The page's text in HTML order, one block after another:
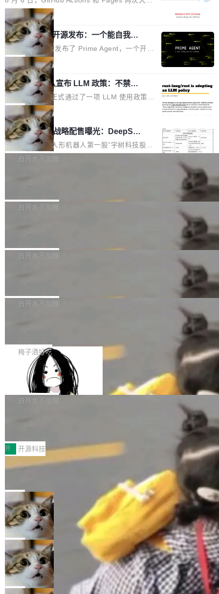
驱动你去学 CuTe，但还没被那些"邪恶的" Hopp
er++ 优化所淹没，足够容易修改和适配。 更关
键的是 FA2 的持久性...
也为产业链企业探索产品创新与商业增长打开新
的空间。 8月14日，开源鸿蒙智能硬件开发者日
（OHDD：OpenHarmony Hardware Develope
r Day）将在杭州启航。活动面向智能硬件产业
链企业和开发者，邀请行业专家与资深技术顾
问，围绕开源鸿蒙技术能力、设备适配、芯片适
配、功耗与稳定性调优、兼容性测评及统一互联
等内容展开系统讲解和实战交流，帮助企业进一
步了解开源鸿蒙在智能...
模服务降级，Actions 完全不可用超过 5 小时，
webhook 停发，连自托管 runner 也因调度层故
障无法工作。Pages、Copilot code review、C
opilot coding agent 全部受影响。从检测到完全
恢复，大约 12 小时。 这是 2026 年 8 月的第六
起事故，其中四起与 AI/Copilot 服务相关。 Git
Hub 员工 kdaigle 在 HN 讨论中贴出了一组数
据：2025 年全年 10 亿次 commit。现在，每周
2.75 亿次，全年预计 140 亿次。GitHub...
局
Prime Agent 开源发布：一个能自我改
进的编程 Agent，ARC-AGI 3 超越人类
专家基线
Prime Intellect 发布了 Prime Agent，一个开源
的编程 Agent Harness，核心设计围绕两个抽
象：Recursive Language Model（RLM）和 C
ontinual Harness。在 ARC-AGI 3 基准测试
上，Prime Agent + Opus 5 的组合达到了 95.
5% RHAE Best@1，超过了 ARC 报告的人类专
家基线 95.4%。 不是又一个 coding agent 包装
器 Prime Agent 的架构和市面上大多数 coding
agent 有本质区别。大多数 agent harness 的设
计是基于早期模型的能力—...
局
Rust 项目团队宣布 LLM 政策：不禁
止，但你要承认哪些代码不是你写的
Rust 语言项目正式通过了一项 LLM 使用政策，
覆盖 rust-lang/rust 单一仓库的代码贡献。这不
是项目级别的官方立场，目前由五个团队采纳，
但它可能是主流开源项目中关于 AI 辅助贡献最
细致的一份规则。 政策的核心只有一句话：LLM
可以用来分析、提炼、审阅、建议，但不能用来
不得生成涉及安全性的关键变更，除非作者本身
局
宇树科技 IPO 战略配售曝光：DeepSe
ek 获配 93.3 万股，锁定 36 个月
8月6日晚间，“人形机器人第一股”宇树科技股份
有限公司披露IPO发行价格及战略配售结果，杭
36个月。 公告显示，本次宇树科技战略配售对
员工参与设立的专项资产管理计划。其中，Dee
获配9...
白开水不加糖
Bug fixes and enhancements 修复多次传递同
一个回归问题，该问题导致拉取镜像时会拒绝包
题，该问题可能导致在旧版 Linux 内核...
白开水不加糖
e 孵化器项目管理委员会（IPMC）投票中获得
P）！这一里程碑不仅标志着 Fluss 迈入新的发
白开水不加糖
长期停止内容更新，未能实现其作为“AI版维基百
提交的编辑请求也长期处于待处理状态。 Groki
pedia 于去年底上线，定位为由人工智能生成内
容的百科平台，被马斯克视为传统众包百科网站
维基百科的替代方案。Lawfare 调查发现，无论
热门页面还是低关注度页面，均未出现近期更
白开水不加糖
是这样的：配 MessageSource 的 Bean、写 R
eloadableResourceBundleMessageSource、
声明 LocaleResolver、注册 LocaleChangeInt
erceptor…五六步之后才能看到第一行翻译文
本。 Solon 换了个方式。整个 i18n 模块围绕三
梅子酒好吃
Apache Doris 4.1 全面增强 Iceberg：
支持 UPDATE、MERGE INTO 与 Iceb
erg V3
Apache Doris 4.1 要补齐的，正是缺失的那一
半。在已有查询能力的基础上，Doris 进一步支
常维护操作，并完整支持 Iceberg V3 格式。
白开水不加糖
村国家自主创新示范区会议中心开幕。本届大会
由中关村智联软件服务业质量创新联盟主办，以
“智构可信·质创未来——AI原生时代的质量新范
式”为主题，直面AI从实验室走向规模化产业落地
的核心质量命题。会上，《2026智能研发生产力
工具选型手册》发布，Testin云测的Testin XAge
nt智能测试系统入选AI测试领域代表产品。对CI
O而言，这提示了一个转变：AI测试正在从效率
工具升级为企业的质量基础设施。 CIO面对的新
现实 过去两年，CIO们的焦虑清单上多了两项：
一是如何让大模型和智能体应用安全地从PoC走
向生产，二是如何让测试团队跟得上AI应用...
开 开源科技
让非法状态不可表示：一篇关于 ADT
有一种东西，一旦用过就回不去了。Alex Fedos
eev 管它叫"软件设计的基石"。 他说的东西不新
鲜——代数数据类型（ADT），尤其是和类型
（sum type）。但他说清楚了一件事：这不是类
型系统的学术体操，是日常编码的思维方式。 文
章从一个简单的例子切入。一个网站的深色主题
设置，如果用布尔值 + 可空字段来表示——bool
ean 表示是否可切换，nullable 的默认模式、浅
色方案、深色方案——会产生大量无意义的组
合。方案缺了、配置冲突了、全 null 了。要知道
局
Cloudflare 开源内部企业 AI 平台 Clou
dflare OS
Cloudflare 发布了一个开源项目 Cloudflare O
S。如果你只看官方博客，你会觉得这是又一
个"AI 知识库 + 聊天机器人"——每个大厂都在
做，没什么新鲜的。 但 Kenton Varda 在 Twitte
r 上把事情说清楚了： 今天我们发布了 Cloudfla
re OS，一个带连接器的聊天机器人，跟其他所
局
Deno 团队开源 Celld，可自托管的分
布式 Durable Objects
Ryan Dahl 领导的 Deno 团队推出了最新开源项
目 Celld，一个能在自己机器上运行 Cloudflare